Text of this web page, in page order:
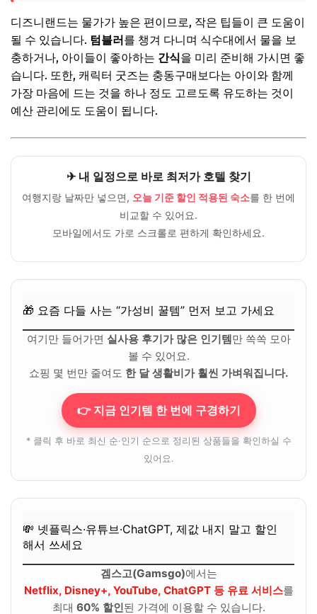
디즈니랜드는 물가가 높은 편이므로, 작은 팁들이 큰 도움이
될 수 있습니다. 텀블러를 챙겨 다니며 식수대에서 물을 보
충하거나, 아이들이 좋아하는 간식을 미리 준비해 가시면 좋
습니다. 또한, 캐릭터 굿즈는 충동구매보다는 아이와 함께
가장 마음에 드는 것을 하나 정도 고르도록 유도하는 것이
예산 관리에도 도움이 됩니다.
✈ 내 일정으로 바로 최저가 호텔 찾기
여행지랑 날짜만 넣으면, 오늘 기준 할인 적용된 숙소를 한 번에
비교할 수 있어요.
모바일에서도 가로 스크롤로 편하게 확인하세요.
🎁 요즘 다들 사는 “가성비 꿀템” 먼저 보고 가세요
여기만 들어가면 실사용 후기가 많은 인기템만 쏙쏙 모아
볼 수 있어요.
쇼핑 몇 번만 줄여도 한 달 생활비가 훨씬 가벼워집니다.
👉 지금 인기템 한 번에 구경하기
* 클릭 후 바로 최신 순·인기 순으로 정리된 상품들을 확인하실 수
있어요.
💸 넷플릭스·유튜브·ChatGPT, 제값 내지 말고 할인
해서 쓰세요
겜스고(Gamsgo)에서는
Netflix, Disney+, YouTube, ChatGPT 등 유료 서비스를
최대 60% 할인된 가격에 이용할 수 있습니다.